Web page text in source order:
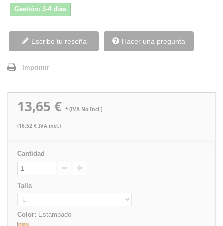
Gestión: 3-4 días
Escribe tu reseña Hacer una pregunta
Imprimir
13,65 € * (IVA No Incl.)
(16,52 € IVA incl.)
Cantidad
Talla
Color: Estampado